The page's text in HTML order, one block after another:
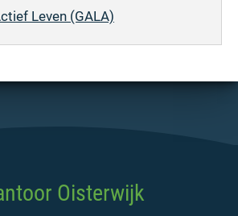
Leven (GALA)
Oisterwijk